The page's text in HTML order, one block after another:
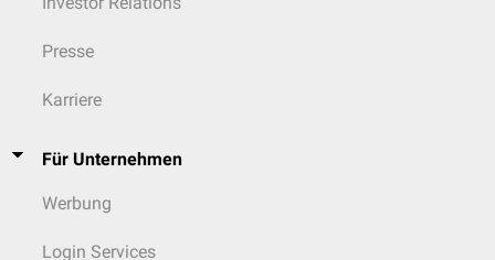
Presse
Karriere
Für Unternehmen
Werbung
Login Services